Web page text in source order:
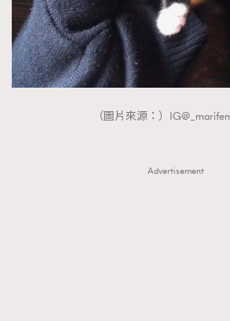
（圖片來源：）
Advertisement